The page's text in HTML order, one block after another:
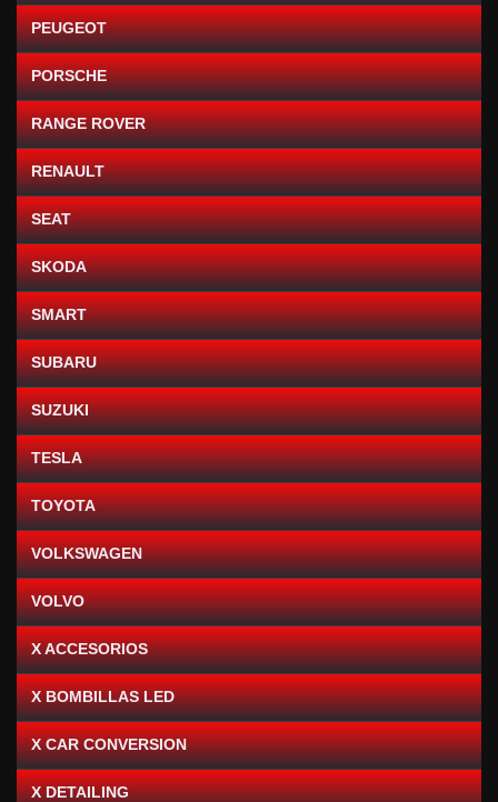
PEUGEOT
PORSCHE
RANGE ROVER
RENAULT
SEAT
SKODA
SMART
SUBARU
SUZUKI
TESLA
TOYOTA
VOLKSWAGEN
VOLVO
X ACCESORIOS
X BOMBILLAS LED
X CAR CONVERSION
X DETAILING